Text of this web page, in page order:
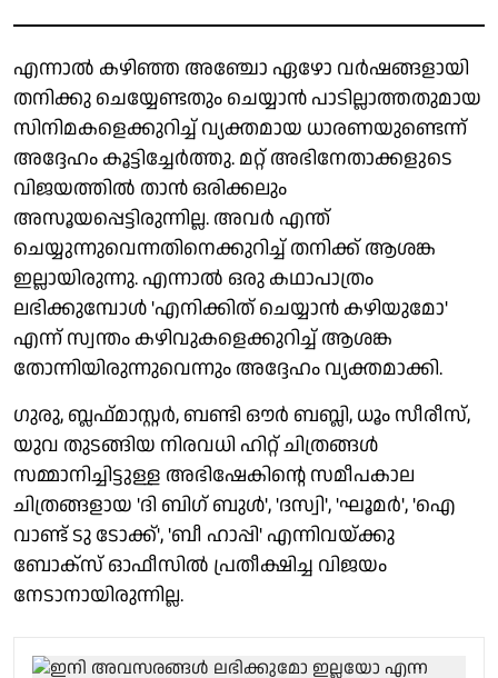
എന്നാൽ കഴിഞ്ഞ അഞ്ചോ ഏഴോ വർഷങ്ങളായി
തനിക്കു ചെയ്യേണ്ടതും ചെയ്യാൻ പാടില്ലാത്തതുമായ
സിനിമകളെക്കുറിച്ച് വ്യക്തമായ ധാരണയുണ്ടെന്ന്
അദ്ദേഹം കൂട്ടിച്ചേർത്തു. മറ്റ് അഭിനേതാക്കളുടെ
വിജയത്തിൽ താൻ ഒരിക്കലും
അസൂയപ്പെട്ടിരുന്നില്ല. അവർ എന്ത്
ചെയ്യുന്നുവെന്നതിനെക്കുറിച്ച് തനിക്ക് ആശങ്ക
ഇല്ലായിരുന്നു. എന്നാൽ ഒരു കഥാപാത്രം
ലഭിക്കുമ്പോൾ 'എനിക്കിത് ചെയ്യാൻ കഴിയുമോ'
എന്ന് സ്വന്തം കഴിവുകളെക്കുറിച്ച് ആശങ്ക
തോന്നിയിരുന്നുവെന്നും അദ്ദേഹം വ്യക്തമാക്കി.
ഗുരു, ബ്ലഫ്‌മാസ്റ്റർ, ബണ്ടി ഔർ ബബ്ലി, ധൂം സീരീസ്,
യുവ തുടങ്ങിയ നിരവധി ഹിറ്റ് ചിത്രങ്ങൾ
സമ്മാനിച്ചിട്ടുള്ള അഭിഷേകിന്റെ സമീപകാല
ചിത്രങ്ങളായ 'ദി ബിഗ് ബുൾ', 'ദസ്വി', 'ഘൂമർ', 'ഐ
വാണ്ട് ടു ടോക്ക്', 'ബീ ഹാപ്പി' എന്നിവയ്ക്കു
ബോക്സ് ഓഫീസിൽ പ്രതീക്ഷിച്ച വിജയം
നേടാനായിരുന്നില്ല.